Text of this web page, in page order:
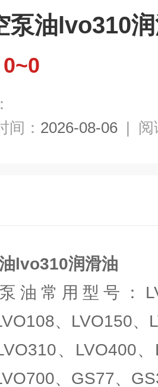
泵油lvo310
0~0
间： 2026-08-06 | 阅
lvo310润滑油
油常用型号：
、LVO150、
、LVO400
、GS77、